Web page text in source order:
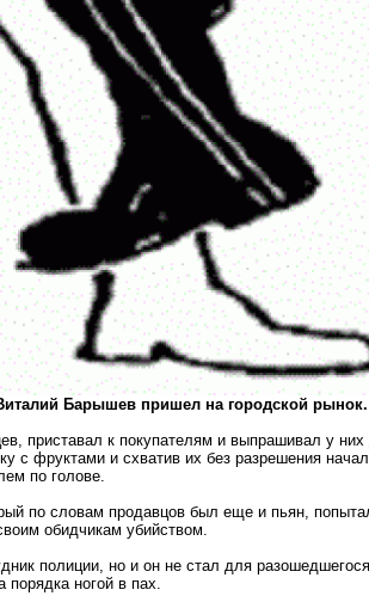
Барышев пришел на городской рынок.
приставал к покупателям и выпрашивал у
с фруктами и схватив их без разрешения
по голове.
по словам продавцов был еще и пьян,
обидчикам убийством.
полиции, но и он не стал для
порядка ногой в пах.